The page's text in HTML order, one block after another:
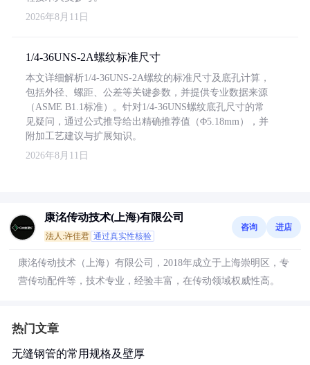
2026年8月11日
1/4-36UNS-2A螺纹标准尺寸
本文详细解析1/4-36UNS-2A螺纹的标准尺寸及底孔计算，
包括外径、螺距、公差等关键参数，并提供专业数据来源
（ASME B1.1标准）。针对1/4-36UNS螺纹底孔尺寸的常
见疑问，通过公式推导给出精确推荐值（Φ5.18mm），并
附加工艺建议与扩展知识。
2026年8月11日
康洺传动技术(上海)有限公司
法人:许佳君 通过真实性核验
咨询 进店
康洺传动技术（上海）有限公司，2018年成立于上海崇明区，专
营传动配件等，技术专业，经验丰富，在传动领域权威性高。
热门文章
无缝钢管的常用规格及壁厚